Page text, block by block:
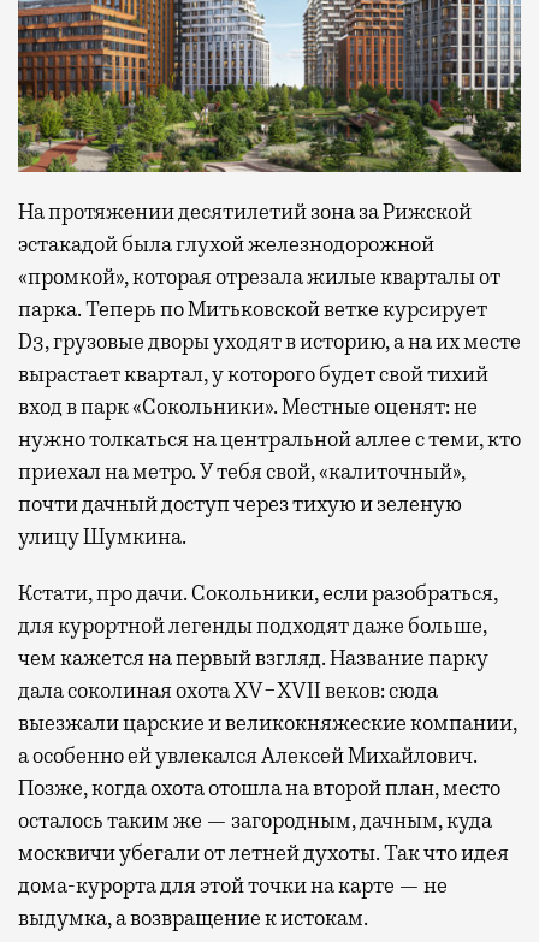
На протяжении десятилетий зона за Рижской
эстакадой была глухой железнодорожной
«промкой», которая отрезала жилые кварталы от
парка. Теперь по Митьковской ветке курсирует
D3, грузовые дворы уходят в историю, а на их месте
вырастает квартал, у которого будет свой тихий
вход в парк «Сокольники». Местные оценят: не
нужно толкаться на центральной аллее с теми, кто
приехал на метро. У тебя свой, «калиточный»,
почти дачный доступ через тихую и зеленую
улицу Шумкина.
Кстати, про дачи. Сокольники, если разобраться,
для курортной легенды подходят даже больше,
чем кажется на первый взгляд. Название парку
дала соколиная охота XV−XVII веков: сюда
выезжали царские и великокняжеские компании,
а особенно ей увлекался Алексей Михайлович.
Позже, когда охота отошла на второй план, место
осталось таким же — загородным, дачным, куда
москвичи убегали от летней духоты. Так что идея
дома-курорта для этой точки на карте — не
выдумка, а возвращение к истокам.